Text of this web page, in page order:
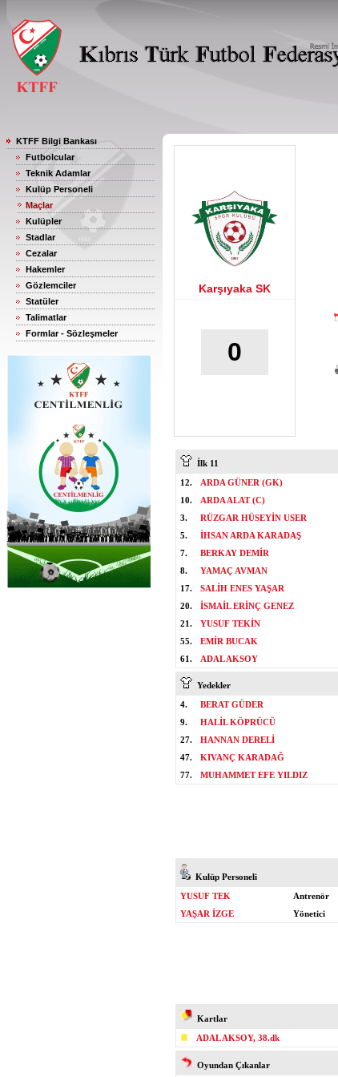
KTFF Bilgi Bankası
Futbolcular
Teknik Adamlar
Kulüp Personeli
Maçlar
Kulüpler
Stadlar
Cezalar
Hakemler
Gözlemciler
Statüler
Talimatlar
Formlar - Sözleşmeler
Karşıyaka SK
0
İlk 11
12.
ARDA GÜNER (GK)
10.
ARDA ALAT (C)
3.
RÜZGAR HÜSEYİN USER
5.
İHSAN ARDA KARADAŞ
7.
BERKAY DEMİR
8.
YAMAÇ AVMAN
17.
SALİH ENES YAŞAR
20.
İSMAİL ERİNÇ GENEZ
21.
YUSUF TEKİN
55.
EMİR BUCAK
61.
ADAL AKSOY
Yedekler
4.
BERAT GÜDER
9.
HALİL KÖPRÜCÜ
27.
HANNAN DERELİ
47.
KIVANÇ KARADAĞ
77.
MUHAMMET EFE YILDIZ
Kulüp Personeli
YUSUF TEK
Antrenör
YAŞAR İZGE
Yönetici
Kartlar
ADAL AKSOY, 38.dk
Oyundan Çıkanlar